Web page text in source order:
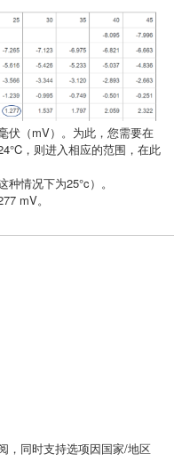
伏（mV）。为此，您需要在
，则进入相应的范围，在此
情况下为25°c）。
mV。
，同时支持选项因国家/地区